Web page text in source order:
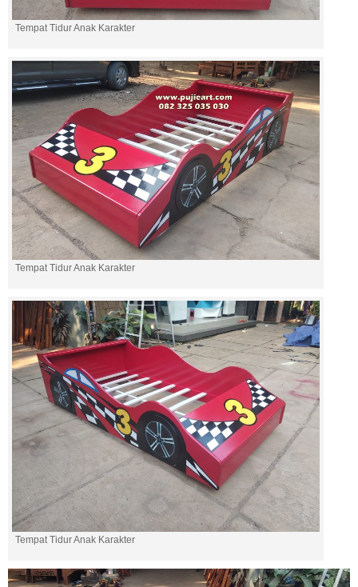
Tempat Tidur Anak Karakter
Tempat Tidur Anak Karakter
Tempat Tidur Anak Karakter